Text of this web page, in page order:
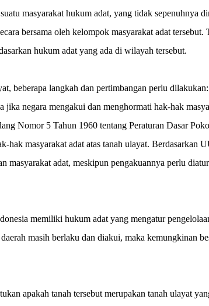
masyarakat hukum adat, yang tidak sepenuhnya
bersama oleh kelompok masyarakat adat tersebut.
hukum adat yang ada di wilayah tersebut.
beberapa langkah dan pertimbangan perlu dilakukan:
jika negara mengakui dan menghormati hak-hak
Nomor 5 Tahun 1960 tentang Peraturan Dasar
masyarakat adat atas tanah ulayat. Berdasarkan
masyarakat adat, meskipun pengakuannya perlu diatur
memiliki hukum adat yang mengatur
masih berlaku dan diakui, maka kemungkinan
apakah tanah tersebut merupakan tanah ulayat